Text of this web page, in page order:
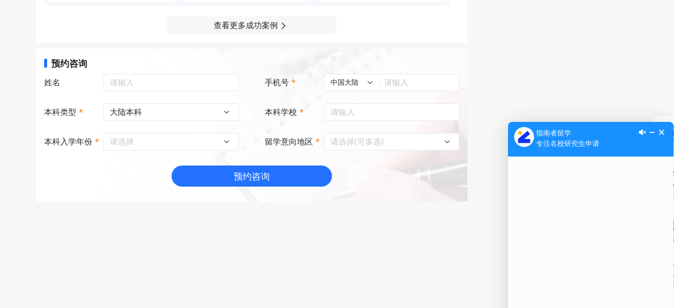
查看更多成功案例
预约咨询
姓名 手机号 * 中国大陆
本科类型 * 大陆本科 本科学校 *
本科入学年份 * 请选择 留学意向地区 * 请选择(可多选)
预约咨询
公
微
在